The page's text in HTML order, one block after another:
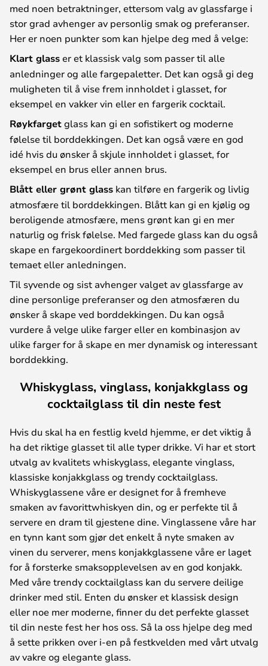
med noen betraktninger, ettersom valg av glassfarge i
stor grad avhenger av personlig smak og preferanser.
Her er noen punkter som kan hjelpe deg med å velge:
Klart glasser et klassisk valg som passer til alle
anledninger og alle fargepaletter. Det kan også gi deg
muligheten til å vise frem innholdet i glasset, for
eksempel en vakker vin eller en fargerik cocktail.
Røykfargetglass kan gi en sofistikert og moderne
følelse til borddekkingen. Det kan også være en god
idé hvis du ønsker å skjule innholdet i glasset, for
eksempel en brus eller annen brus.
Blått eller grønt glass kan tilføre en fargerik og livlig
atmosfære til borddekkingen. Blått kan gi en kjølig og
beroligende atmosfære, mens grønt kan gi en mer
naturlig og frisk følelse. Med fargede glass kan du også
skape en fargekoordinert borddekking som passer til
temaet eller anledningen.
Til syvende og sist avhenger valget av glassfarge av
dine personlige preferanser og den atmosfæren du
ønsker å skape ved borddekkingen. Du kan også
vurdere å velge ulike farger eller en kombinasjon av
ulike farger for å skape en mer dynamisk og interessant
borddekking.
Whiskyglass, vinglass, konjakkglass og
cocktailglass til din neste fest
Hvis du skal ha en festlig kveld hjemme, er det viktig å
ha det riktige glasset til alle typer drikke. Vi har et stort
utvalg av kvalitets whiskyglass, elegante vinglass,
klassiske konjakkglass og trendy cocktailglass.
Whiskyglassene våre er designet for å fremheve
smaken av favorittwhiskyen din, og er perfekte til å
servere en dram til gjestene dine. Vinglassene våre har
en tynn kant som gjør det enkelt å nyte smaken av
vinen du serverer, mens konjakkglassene våre er laget
for å forsterke smaksopplevelsen av en god konjakk.
Med våre trendy cocktailglass kan du servere deilige
drinker med stil. Enten du ønsker et klassisk design
eller noe mer moderne, finner du det perfekte glasset
til din neste fest her hos oss. Så la oss hjelpe deg med
å sette prikken over i-en på festkvelden med vårt utvalg
av vakre og elegante glass.